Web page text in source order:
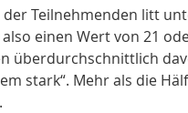
Teilnehmenden litt
also einen Wert von 21
überdurchschnittlich
stark“. Mehr als die